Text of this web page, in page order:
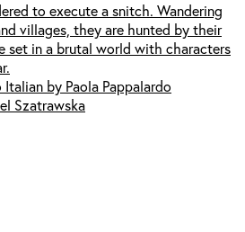
to execute a snitch. Wandering
villages, they are hunted by their
set in a brutal world with characters
by Paola Pappalardo
Szatrawska